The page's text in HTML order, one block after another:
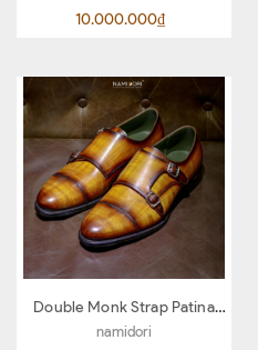
10.000.000₫
Double Monk Strap Patina
Yellow
namidori